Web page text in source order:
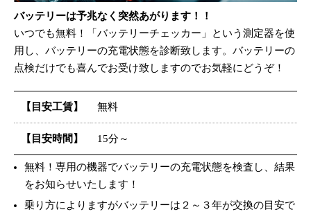
バッテリーは予兆なく突然あがります！！
いつでも無料！「バッテリーチェッカー」という測定器を使
用し、バッテリーの充電状態を診断致します。バッテリーの
点検だけでも喜んでお受け致しますのでお気軽にどうぞ！
【目安工賃】 無料
【目安時間】 15分～
無料！専用の機器でバッテリーの充電状態を検査し、結果
をお知らせいたします！
乗り方によりますがバッテリーは２～３年が交換の目安で